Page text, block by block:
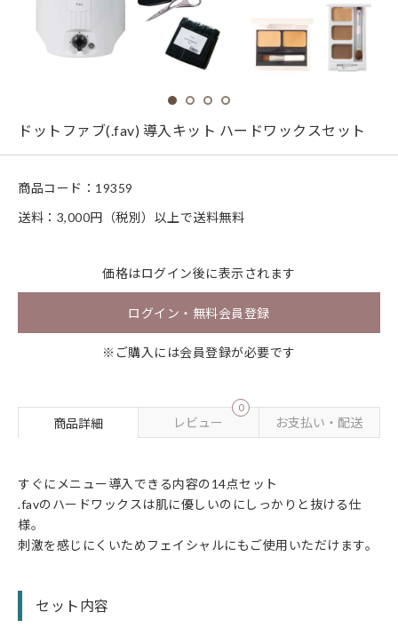
ドットファブ(.fav) 導入キット ハードワックスセット
商品コード： 19359
送料：3,000円（税別）以上で送料無料
価格はログイン後に表示されます
ログイン・無料会員登録
※ご購入には会員登録が必要です
商品詳細 レビュー
0
お支払い・配送
すぐにメニュー導入できる内容の14点セット
.favのハードワックスは肌に優しいのにしっかりと抜ける仕
様。
刺激を感じにくいためフェイシャルにもご使用いただけます。
セット内容